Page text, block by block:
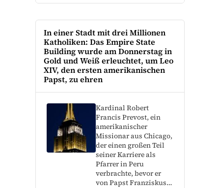
In einer Stadt mit drei Millionen
Katholiken: Das Empire State
Building wurde am Donnerstag in
Gold und Weiß erleuchtet, um Leo
XIV, den ersten amerikanischen
Papst, zu ehren
Kardinal Robert
Francis Prevost, ein
amerikanischer
Missionar aus Chicago,
der einen großen Teil
seiner Karriere als
Pfarrer in Peru
verbrachte, bevor er
von Papst Franziskus…